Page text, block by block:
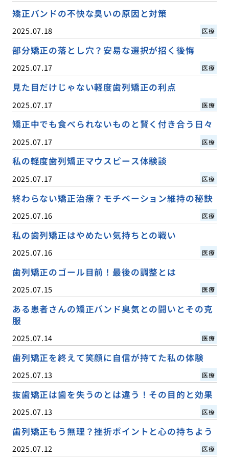
矯正バンドの不快な臭いの原因と対策
2025.07.18 医療
部分矯正の落とし穴？安易な選択が招く後悔
2025.07.17 医療
見た目だけじゃない軽度歯列矯正の利点
2025.07.17 医療
矯正中でも食べられないものと賢く付き合う日々
2025.07.17 医療
私の軽度歯列矯正マウスピース体験談
2025.07.17 医療
終わらない矯正治療？モチベーション維持の秘訣
2025.07.16 医療
私の歯列矯正はやめたい気持ちとの戦い
2025.07.16 医療
歯列矯正のゴール目前！最後の調整とは
2025.07.15 医療
ある患者さんの矯正バンド臭気との闘いとその克
服
2025.07.14 医療
歯列矯正を終えて笑顔に自信が持てた私の体験
2025.07.13 医療
抜歯矯正は歯を失うのとは違う！その目的と効果
2025.07.13 医療
歯列矯正もう無理？挫折ポイントと心の持ちよう
2025.07.12 医療